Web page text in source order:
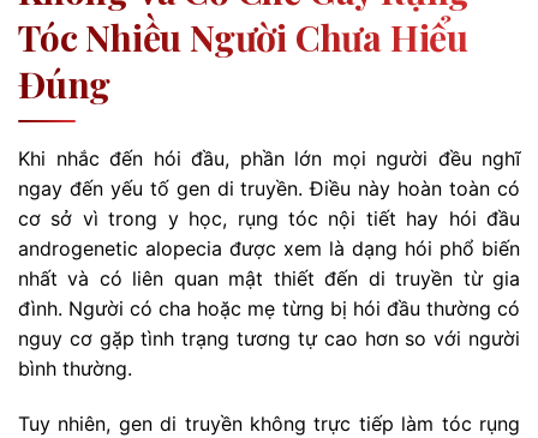
Tóc Nhiều Người Chưa Hiểu
Đúng
Khi nhắc đến hói đầu, phần lớn mọi người đều nghĩ
ngay đến yếu tố gen di truyền. Điều này hoàn toàn có
cơ sở vì trong y học, rụng tóc nội tiết hay hói đầu
androgenetic alopecia được xem là dạng hói phổ biến
nhất và có liên quan mật thiết đến di truyền từ gia
đình. Người có cha hoặc mẹ từng bị hói đầu thường có
nguy cơ gặp tình trạng tương tự cao hơn so với người
bình thường.
Tuy nhiên, gen di truyền không trực tiếp làm tóc rụng